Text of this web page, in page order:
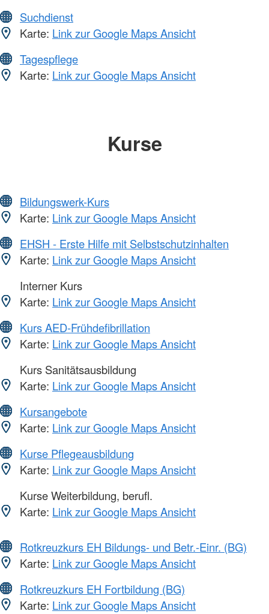
Suchdienst
Karte: Link zur Google Maps Ansicht
Tagespflege
Karte: Link zur Google Maps Ansicht
Kurse
Bildungswerk-Kurs
Karte: Link zur Google Maps Ansicht
EHSH - Erste Hilfe mit Selbstschutzinhalten
Karte: Link zur Google Maps Ansicht
Interner Kurs
Karte: Link zur Google Maps Ansicht
Kurs AED-Frühdefibrillation
Karte: Link zur Google Maps Ansicht
Kurs Sanitätsausbildung
Karte: Link zur Google Maps Ansicht
Kursangebote
Karte: Link zur Google Maps Ansicht
Kurse Pflegeausbildung
Karte: Link zur Google Maps Ansicht
Kurse Weiterbildung, berufl.
Karte: Link zur Google Maps Ansicht
Rotkreuzkurs EH Bildungs- und Betr.-Einr. (BG)
Karte: Link zur Google Maps Ansicht
Rotkreuzkurs EH Fortbildung (BG)
Karte: Link zur Google Maps Ansicht